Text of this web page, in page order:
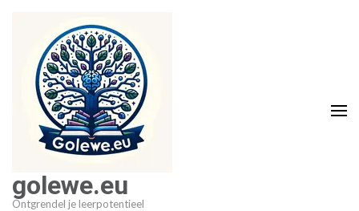
inhoud
golewe.eu
Ontgrendel je leerpotentieel